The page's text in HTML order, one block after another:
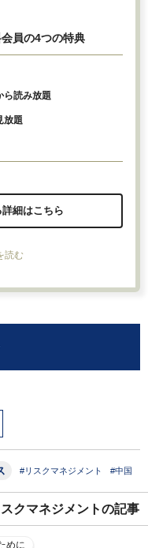
員の4つの特典
ら読み放題
放題
細はこちら
読む
#リスクマネジメント #中国
クマネジメントの記事
めに